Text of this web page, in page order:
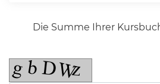
Die Summe Ihrer